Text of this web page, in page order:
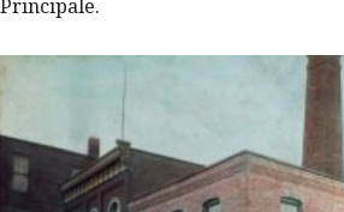
Principale.